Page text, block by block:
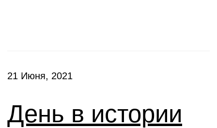
21 Июня, 2021
День в истории